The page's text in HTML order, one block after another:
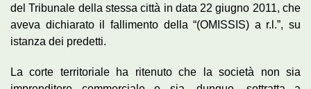
del Tribunale della stessa città in data 22 giugno 2011, che
aveva dichiarato il fallimento della “(OMISSIS) a r.l.”, su
istanza dei predetti.
La corte territoriale ha ritenuto che la società non sia